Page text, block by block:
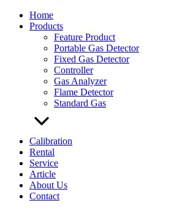
Home
Products
Feature Product
Portable Gas Detector
Fixed Gas Detector
Controller
Gas Analyzer
Flame Detector
Standard Gas
Calibration
Rental
Service
Article
About Us
Contact